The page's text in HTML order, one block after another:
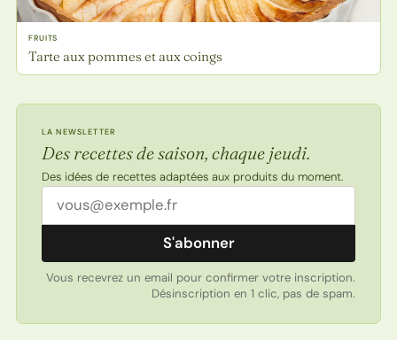
FRUITS
Tarte aux pommes et aux coings
LA NEWSLETTER
Des recettes de saison, chaque jeudi.
Des idées de recettes adaptées aux produits du moment.
Adresse email
S'abonner
Vous recevrez un email pour confirmer votre inscription.
Désinscription en 1 clic, pas de spam.